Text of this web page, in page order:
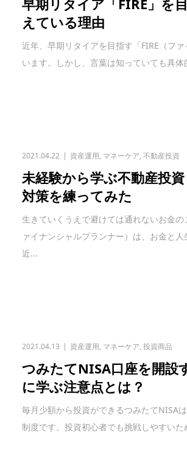
えている理由
近年、早期リタイアを目指す「FIRE（フ
います。しかし、言葉は知っていても具
2021.04.22 資産運用, マネーケア,不動産投資
未経験から学ぶ不動産投
対策を練ってみた
生きていくうえで避けては通れないお金
ァイナンシャルプランナー）は、お金と
近...
2021.04.13 資産運用, マネーケア,投資商品
つみたてNISA口座を開設
に学ぶ注意点とは？
毎月少額から投資ができるつみたてNISA
制度です。投資初心者でも挑戦しやすい